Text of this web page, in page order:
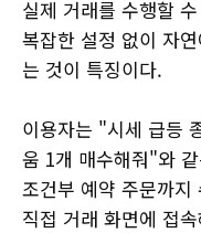
실제 거래를 수행할
복잡한 설정 없이 자
는 것이 특징이다.
이용자는 "시세 급등
움 1개 매수해줘"와
조건부 예약 주문까
직접 거래 화면에 접